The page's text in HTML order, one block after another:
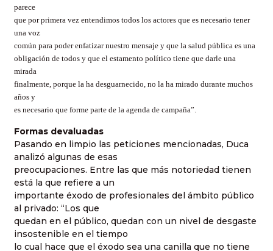
parece
que por primera vez entendimos todos los actores que es necesario tener
una voz
común para poder enfatizar nuestro mensaje y que la salud pública es una
obligación de todos y que el estamento político tiene que darle una
mirada
finalmente, porque la ha desguarnecido, no la ha mirado durante muchos
años y
es necesario que forme parte de la agenda de campaña”.
Formas devaluadas
Pasando en limpio las peticiones mencionadas, Duca
analizó algunas de esas
preocupaciones. Entre las que más notoriedad tienen
está la que refiere a un
importante éxodo de profesionales del ámbito público
al privado: “Los que
quedan en el público, quedan con un nivel de desgaste
insostenible en el tiempo
lo cual hace que el éxodo sea una canilla que no tiene